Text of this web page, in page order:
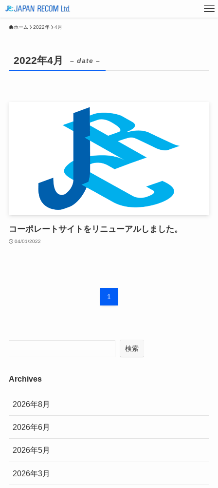
ホーム 2022年 4月
2022年4月 – date –
コーポレートサイトをリニューアルしました。
04/01/2022
1
検索
Archives
2026年8月
2026年6月
2026年5月
2026年3月